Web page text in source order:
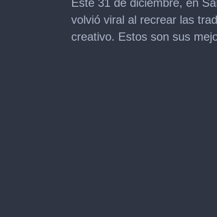
of
seconds
volvió viral al recrear las
creativo. Estos son sus